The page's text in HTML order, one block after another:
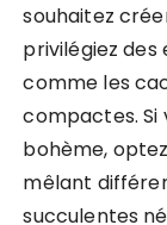
souhaitez
privilégiez des
comme les
compactes. Si
bohème,
mêlant
succulentes